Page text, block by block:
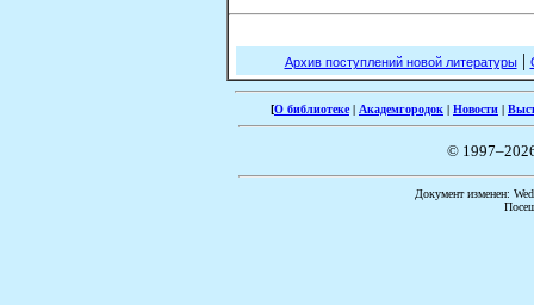
Архив поступлений новой литературы|
[О библиотеке| Академгородок | Новости |
©
Документ изменен: